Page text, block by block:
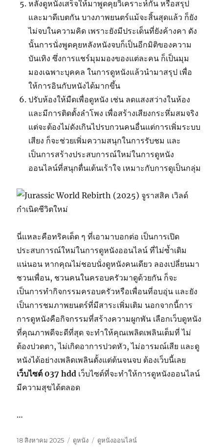
หลังดูหนังเสร็จให้มาพูดคุยวิเคราะห์กัน หรือสรุป
และมาดีเบตกัน บางภาพยนตร์แม้จะสิ้นสุดแล้ว ก็ยัง
ไม่จบในความคิด เพราะยังมีประเด็นที่ยังค้างคา ดัง
นั้นการนั่งพูดคุยหลังหนังจบก็เป็นอีกมิติของความ
บันเทิง ซึ่งการแชร์มุมมองของแต่ละคน ก็เป็นมุม
มองเฉพาะบุคคล ในการดูหนังแล้วนำมาสรุป เพื่อ
ให้การอินกับหนังได้มากขึ้น
ปรับห้องให้มืดเพื่อดูหนัง เช่น ลดแสงสว่างในห้อง
และมีการติดตั้งลำโพง เพื่อสร้างเสียงกระหึ่มสมจริง
แต่จะต้องไม่ดังเกินไปรบกวนคนอื่นแต่การเพิ่มระบบ
เสียง ก็จะช่วยเพิ่มความสนุกในการรับชม และ
เป็นการสร้างประสบการณ์ใหม่ในการดูหนัง
ออนไลน์ที่สนุกตื่นเต้นเร้าใจ เหมาะกับการดูเป็นกลุ่ม
นี่แหละคือทริคเด็ด ๆ ที่เอามาบอกต่อ เป็นการเปิด
ประสบการณ์ใหม่ในการดูหนังออนไลน์ ที่ไม่ซ้ำเดิม
แน่นอน หากคุณไม่ชอบนั่งดูหนังคนเดียว ลองเปลี่ยนมา
ชวนเพื่อน, ชวนคนในครอบครัวมาดูด้วยกัน ก็จะ
เป็นการทำกิจกรรมครอบครัวหรือเพื่อนที่อบอุ่น และยัง
เป็นการชมภาพยนตร์ที่มีสาระเพิ่มเติม นอกจากนี้การ
การดูหนังคือกิจกรรมที่สร้างความผูกพัน เลือกเว็บดูหนัง
ที่คุณภาพดีจะดีที่สุด จะทำให้คุณเพลิดเพลินเต็มที่ ไม่
ต้องปวดตา, ไม่เกิดอาการปวดหัว, ไม่อารมณ์เสีย และดู
หนังได้อย่างเพลิดเพลินตั้งแต่ต้นจนจบ ต้องเว็บนี้เลย
เว็บไซต์ 037 hdd เว็บไซต์ที่จะทำให้การดูหนังออนไลน์
มีความสุขได้ตลอด
…
เขียน
18 สิงหาคม 2025
หมวด
ดูหนัง
ป้าย
ดูหนังออนไลน์